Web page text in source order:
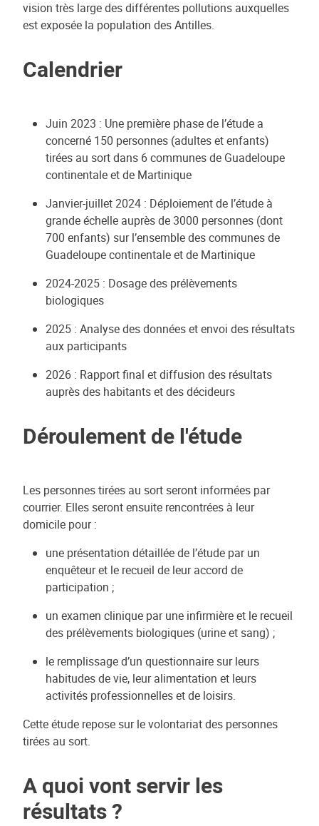
vision très large des différentes pollutions auxquelles
est exposée la population des Antilles.
Calendrier
Juin 2023 : Une première phase de l’étude a
concerné 150 personnes (adultes et enfants)
tirées au sort dans 6 communes de Guadeloupe
continentale et de Martinique
Janvier-juillet 2024 : Déploiement de l’étude à
grande échelle auprès de 3000 personnes (dont
700 enfants) sur l’ensemble des communes de
Guadeloupe continentale et de Martinique
2024-2025 : Dosage des prélèvements
biologiques
2025 : Analyse des données et envoi des résultats
aux participants
2026 : Rapport final et diffusion des résultats
auprès des habitants et des décideurs
Déroulement de l'étude
Les personnes tirées au sort seront informées par
courrier. Elles seront ensuite rencontrées à leur
domicile pour :
une présentation détaillée de l’étude par un
enquêteur et le recueil de leur accord de
participation ;
un examen clinique par une infirmière et le recueil
des prélèvements biologiques (urine et sang) ;
le remplissage d’un questionnaire sur leurs
habitudes de vie, leur alimentation et leurs
activités professionnelles et de loisirs.
Cette étude repose sur le volontariat des personnes
tirées au sort.
A quoi vont servir les
résultats ?